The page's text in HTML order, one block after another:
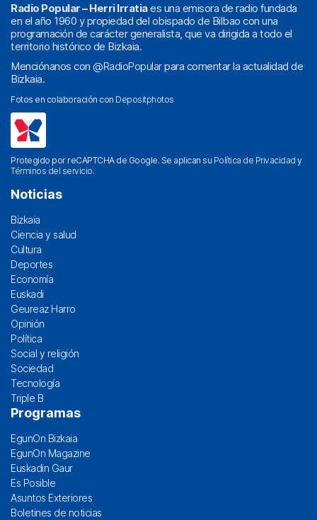
Radio Popular – Herri Irratiaes una emisora de radio fundada
en el año 1960 y propiedad del obispado de Bilbao con una
programación de carácter generalista, que va dirigida a todo el
territorio histórico de Bizkaia.
Menciónanos con @RadioPopularpara comentar la actualidad de
Bizkaia.
Fotos en colaboración con Depositphotos
Protegido por reCAPTCHA de Google. Se aplican su Política de Privacidad y
Términos del servicio.
Noticias
Bizkaia
Ciencia y salud
Cultura
Deportes
Economía
Euskadi
Geureaz Harro
Opinión
Política
Social y religión
Sociedad
Tecnología
Triple B
Programas
EgunOn Bizkaia
EgunOn Magazine
Euskadin Gaur
Es Posible
Asuntos Exteriores
Boletines de noticias